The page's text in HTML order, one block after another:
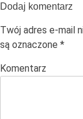
Dodaj komentarz
Twój adres e-mail
są oznaczone *
Komentarz